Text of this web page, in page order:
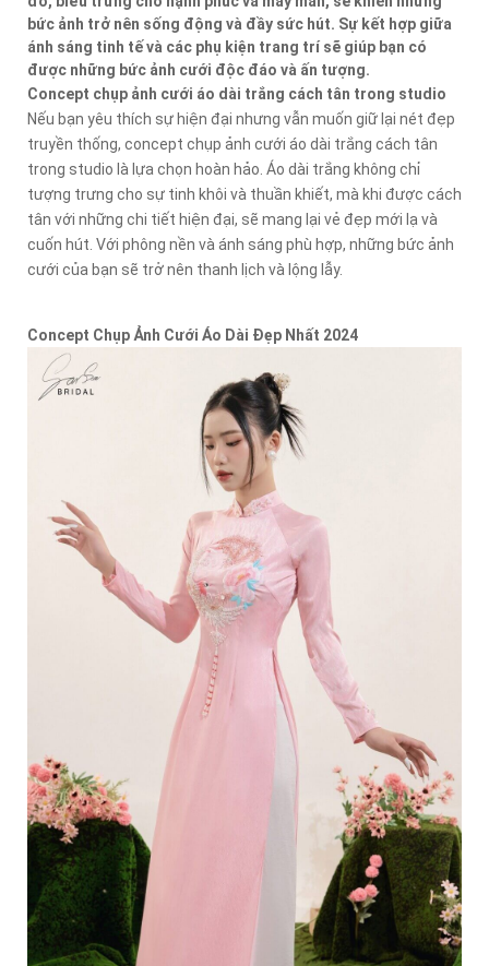
bức ảnh trở nên sống động và đầy sức hút. Sự kết hợp giữa
ánh sáng tinh tế và các phụ kiện trang trí sẽ giúp bạn có
được những bức ảnh cưới độc đáo và ấn tượng.
Concept chụp ảnh cưới áo dài trắng cách tân trong studio
Nếu bạn yêu thích sự hiện đại nhưng vẫn muốn giữ lại nét đẹp
truyền thống, concept chụp ảnh cưới áo dài trắng cách tân
trong studio là lựa chọn hoàn hảo. Áo dài trắng không chỉ
tượng trưng cho sự tinh khôi và thuần khiết, mà khi được cách
tân với những chi tiết hiện đại, sẽ mang lại vẻ đẹp mới lạ và
cuốn hút. Với phông nền và ánh sáng phù hợp, những bức ảnh
cưới của bạn sẽ trở nên thanh lịch và lộng lẫy.
Concept Chụp Ảnh Cưới Áo Dài Đẹp Nhất 2024